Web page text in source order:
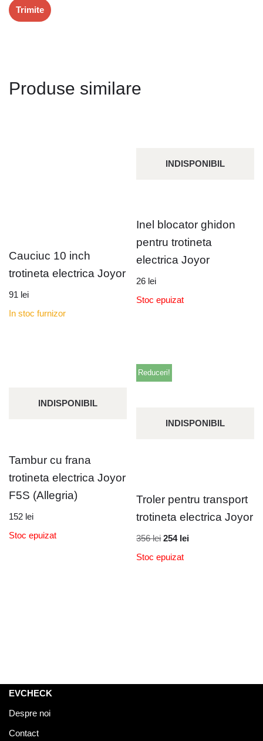
Produse similare
Cauciuc 10 inch
trotineta electrica Joyor
91 lei
In stoc furnizor
INDISPONIBIL
Inel blocator ghidon
pentru trotineta
electrica Joyor
26 lei
Stoc epuizat
INDISPONIBIL
Tambur cu frana
trotineta electrica Joyor
F5S (Allegria)
152 lei
Stoc epuizat
INDISPONIBIL
Reduceri!
Troler pentru transport
trotineta electrica Joyor
356lei 254 lei
Stoc epuizat
EVCHECK
Despre noi
Contact